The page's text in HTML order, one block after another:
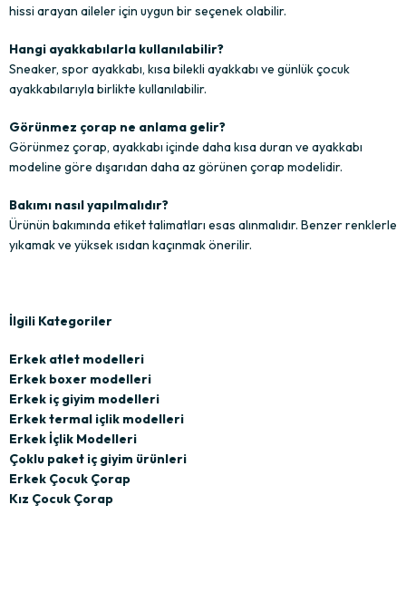
hissi arayan aileler için uygun bir seçenek olabilir.
Hangi ayakkabılarla kullanılabilir?
Sneaker, spor ayakkabı, kısa bilekli ayakkabı ve günlük çocuk
ayakkabılarıyla birlikte kullanılabilir.
Görünmez çorap ne anlama gelir?
Görünmez çorap, ayakkabı içinde daha kısa duran ve ayakkabı
modeline göre dışarıdan daha az görünen çorap modelidir.
Bakımı nasıl yapılmalıdır?
Ürünün bakımında etiket talimatları esas alınmalıdır. Benzer renklerle
yıkamak ve yüksek ısıdan kaçınmak önerilir.
İlgili Kategoriler
Erkek atlet modelleri
Erkek boxer modelleri
Erkek iç giyim modelleri
Erkek termal içlik modelleri
Erkek İçlik Modelleri
Çoklu paket iç giyim ürünleri
Erkek Çocuk Çorap
Kız Çocuk Çorap